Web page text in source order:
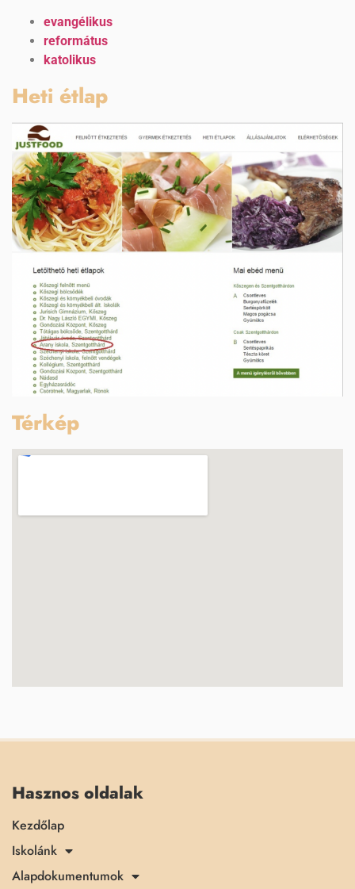
evangélikus
református
katolikus
Heti étlap
Térkép
Hasznos oldalak
Kezdőlap
Iskolánk
Alapdokumentumok